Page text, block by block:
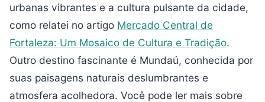
urbanas vibrantes e a cultura pulsante da cidade,
como relatei no artigo Mercado Central de
Fortaleza: Um Mosaico de Cultura e Tradição.
Outro destino fascinante é Mundaú, conhecida por
suas paisagens naturais deslumbrantes e
atmosfera acolhedora. Você pode ler mais sobre